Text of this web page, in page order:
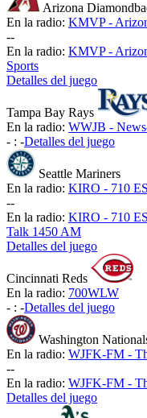
Arizona
En la radio: KMVP -
--
En la radio: KMVP -
Sports
Detalles del juego
Tampa Bay Rays
En la radio: WWJB -
- : -Detalles del juego
Seattle Mariners
En la radio: KIRO - 710
--
En la radio: KIRO - 710
Talk 1450 AM
Detalles del juego
Cincinnati Reds
En la radio: 700WLW
- : -Detalles del juego
Washington
En la radio: WJFK-FM -
--
En la radio: WJFK-FM -
Detalles del juego